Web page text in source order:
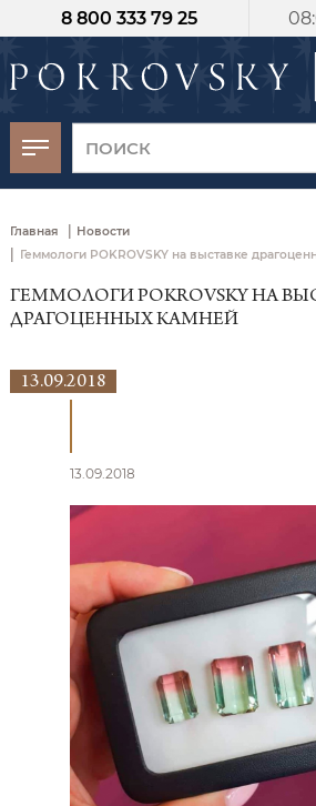
8 800 333 79 25
Главная | Новости
| Геммологи POKROVSKY на выставке
ГЕММОЛОГИ POKROVSKY НА
ДРАГОЦЕННЫХ КАМНЕЙ
13.09.2018
13.09.2018
-30%
от 15 дней с
момента оплаты